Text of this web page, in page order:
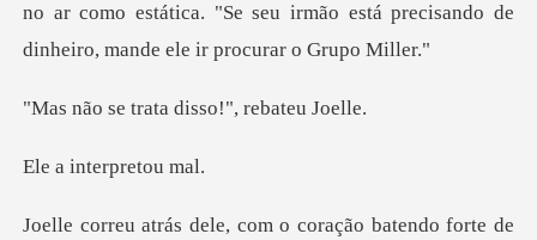
Loja
Histórico
Sair
no ar como estática. "Se seu irmão está precisan
ata disso!", r
nterpre
coração batendo forte de